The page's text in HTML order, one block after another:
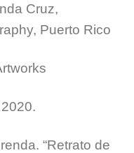
Cruz,
Puerto Rico
“Retrato de